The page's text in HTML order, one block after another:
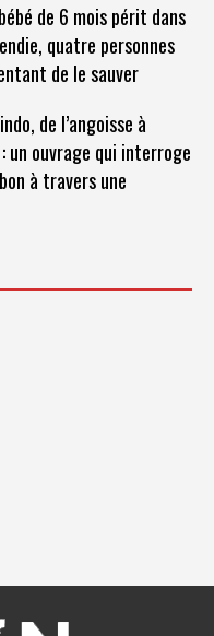
de 6 mois périt dans
quatre personnes
de le sauver
de l’angoisse à
un ouvrage qui interroge
à travers une